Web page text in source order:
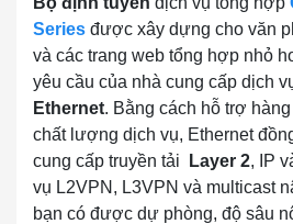
Series được xây dựng cho văn
và các trang web tổng hợp nhỏ
yêu cầu của nhà cung cấp dịch
Ethernet. Bằng cách hỗ trợ
chất lượng dịch vụ, Ethernet
cung cấp truyền tải
Layer 2, IP
vụ L2VPN, L3VPN và multicast
bạn có được dự phòng, độ sâu